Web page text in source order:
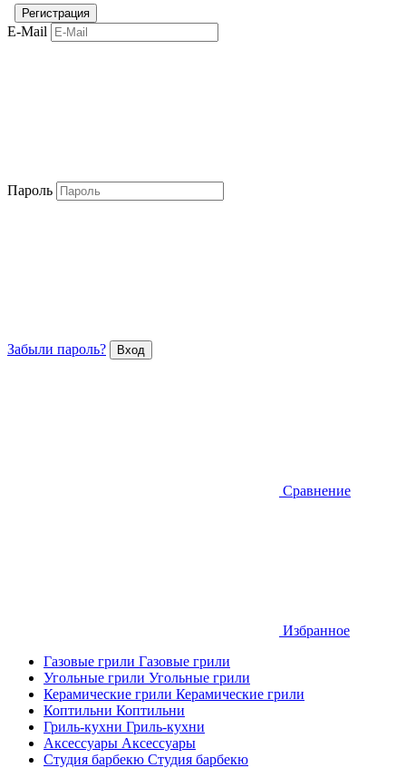
E-Mail
Пароль
Забыли пароль?
Сравнение
Избранное
Газовые грили Газовые грили
Угольные грили Угольные грили
Керамические грили Керамические грили
Коптильни Коптильни
Гриль-кухни Гриль-кухни
Аксессуары Аксессуары
Студия барбекю Студия барбекю